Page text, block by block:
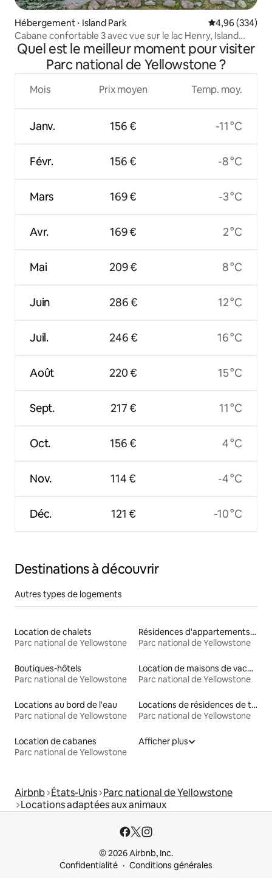
Hébergement ⋅ Island Park Évaluation
4,96 (334)
Cabane confortable 3 avec vue sur le lac Henry, Island
Park
Quel est le meilleur moment pour visiter
Parc national de Yellowstone ?
Mois
Janv.
Févr.
Mars
Avr.
Mai
Juin
Juil.
Août
Sept.
Oct.
Nov.
Déc.
Prix moyen
156 €
156 €
169 €
169 €
209 €
286 €
246 €
220 €
217 €
156 €
114 €
121 €
Temp. moy.
-11 °C
-8 °C
-3 °C
2 °C
8 °C
12 °C
16 °C
15 °C
11 °C
4 °C
-4 °C
-10 °C
Destinations à découvrir
Autres types de logements
Location de chalets
Parc national de Yellowstone
Résidences d'appartements en location
Parc national de Yellowstone
Boutiques-hôtels
Parc national de Yellowstone
Location de maisons de vacances
Parc national de Yellowstone
Locations au bord de l'eau
Parc national de Yellowstone
Locations de résidences de tourisme
Parc national de Yellowstone
Location de cabanes
Parc national de Yellowstone
Afficher plus
Airbnb États-Unis Parc national de Yellowstone
Locations adaptées aux animaux
© 2026 Airbnb, Inc.
Confidentialité
Conditions générales